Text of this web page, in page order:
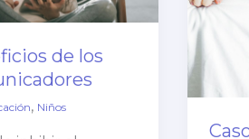
de los
, Niños